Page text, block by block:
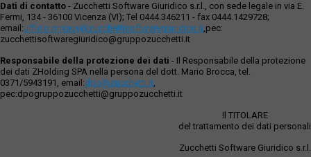
Dati di contatto - Zucchetti Software Giuridico s.r.l., con sede legale in via E.
Fermi, 134 - 36100 Vicenza (VI); Tel 0444.346211 - fax 0444.1429728;
email:ufficio.privacy@zucchettisoftwaregiuridico.it,pec:
zucchettisoftwaregiuridico@gruppozucchetti.it
Responsabile della protezione dei dati - Il Responsabile della protezione
dei dati ZHolding SPA nella persona del dott. Mario Brocca, tel.
0371/5943191, email:dpo@zucchetti.it,
pec:dpogruppozucchetti@gruppozucchetti.it
Il TITOLARE
del trattamento dei dati personali
Zucchetti Software Giuridico s.r.l.